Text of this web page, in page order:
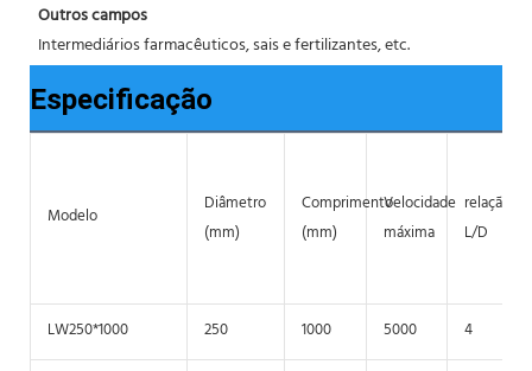
Outros campos
Intermediários farmacêuticos, sais e fertilizantes, etc.
Especificação
Modelo
Diâmetro
(mm)
Comprimento
(mm)
Velocidade
máxima
relação
L/D
LW250*1000 250 1000 5000 4